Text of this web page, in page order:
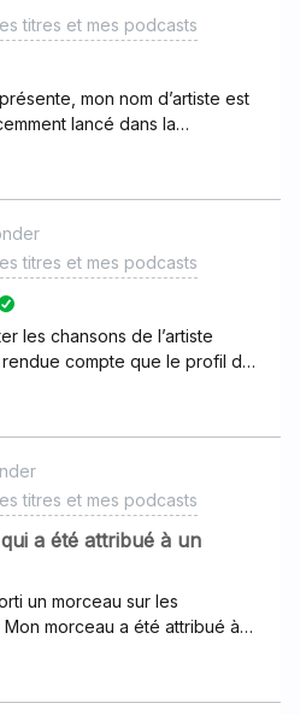
titres et mes podcasts
mon nom d’artiste est
lancé dans la
ce titre, publié 2 single sur
m’apercevoir qu’un autre
que moi, a également
sous notre pseudonyme, et
se retrouvent
à ce problème, afin que
un profil distinct ? Je vous
que vous pourriez
“Bolide &amp;
titres et mes podcasts
les chansons de l’artiste
compte que le profil de
et que tout ses titres
d’artiste
que lui .. Résultat quand on
on doit chercher lesquelles
possible de régler cela en lui
ses sons , svp ?!
titres et mes podcasts
a été attribué à un
un morceau sur les
morceau a été attribué à
fait que je n’arrive pas à me
Pouvez-vous m’aider